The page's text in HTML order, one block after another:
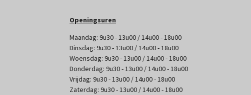
Openingsuren
Maandag: 9u30 - 13u00 / 14u00 - 18u00
Dinsdag: 9u30 - 13u00 / 14u00 - 18u00
Woensdag: 9u30 - 13u00 / 14u00 - 18u00
Donderdag: 9u30 - 13u00 / 14u00 - 18u00
Vrijdag: 9u30 - 13u00 / 14u00 - 18u00
Zaterdag: 9u30 - 13u00 / 14u00 - 18u00